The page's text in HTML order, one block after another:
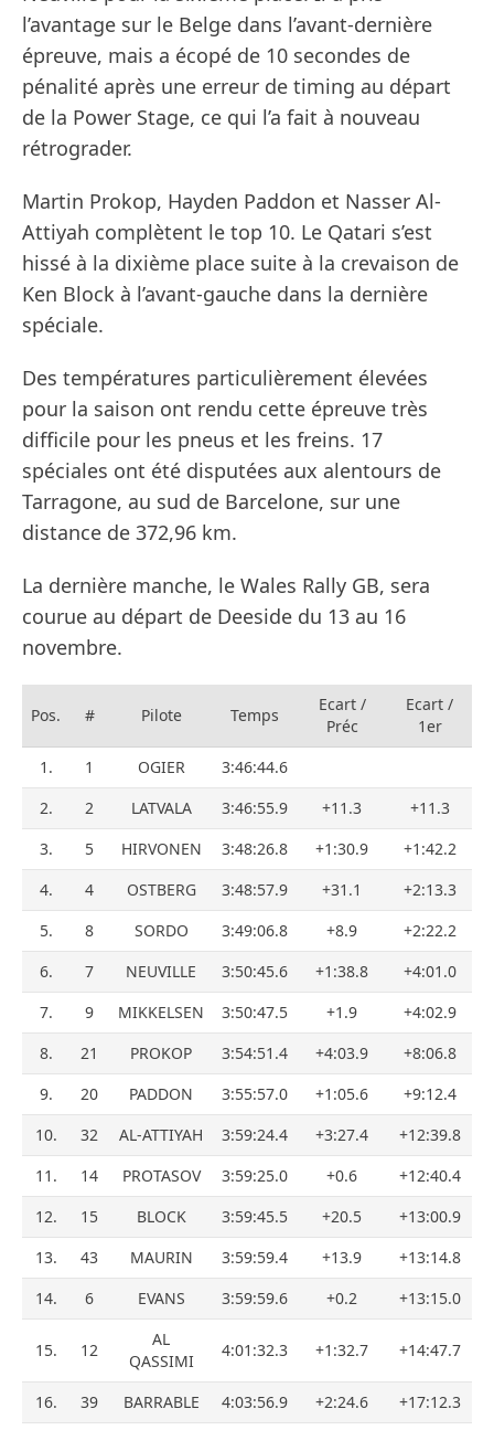
l’avantage sur le Belge dans l’avant-dernière
épreuve, mais a écopé de 10 secondes de
pénalité après une erreur de timing au départ
de la Power Stage, ce qui l’a fait à nouveau
rétrograder.
Martin Prokop, Hayden Paddon et Nasser Al-
Attiyah complètent le top 10. Le Qatari s’est
hissé à la dixième place suite à la crevaison de
Ken Block à l’avant-gauche dans la dernière
spéciale.
Des températures particulièrement élevées
pour la saison ont rendu cette épreuve très
difficile pour les pneus et les freins. 17
spéciales ont été disputées aux alentours de
Tarragone, au sud de Barcelone, sur une
distance de 372,96 km.
La dernière manche, le Wales Rally GB, sera
courue au départ de Deeside du 13 au 16
novembre.
Pos. # Pilote Temps
Ecart /
Préc
Ecart /
1er
1.
1 OGIER
3:46:44.6
2.
2 LATVALA 3:46:55.9 +11.3
+11.3
3.
5 HIRVONEN 3:48:26.8 +1:30.9
+1:42.2
4.
4 OSTBERG 3:48:57.9 +31.1
+2:13.3
5.
8 SORDO 3:49:06.8 +8.9
+2:22.2
6.
7 NEUVILLE 3:50:45.6 +1:38.8
+4:01.0
7.
9 MIKKELSEN 3:50:47.5 +1.9
+4:02.9
8.
21 PROKOP 3:54:51.4 +4:03.9
+8:06.8
9.
20 PADDON 3:55:57.0 +1:05.6
+9:12.4
10.
32 AL-ATTIYAH 3:59:24.4 +3:27.4
+12:39.8
11.
14 PROTASOV 3:59:25.0 +0.6
+12:40.4
12.
15 BLOCK 3:59:45.5 +20.5
+13:00.9
13.
43 MAURIN 3:59:59.4 +13.9
+13:14.8
14.
6 EVANS 3:59:59.6 +0.2 +13:15.0
15. 12
AL
QASSIMI
4:01:32.3 +1:32.7 +14:47.7
16. 39 BARRABLE 4:03:56.9 +2:24.6
+17:12.3